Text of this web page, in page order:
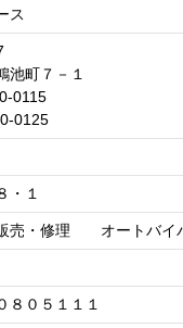
ス
池町７－１
0115
0125
・１
売・修理 オートバイ
８０５１１１